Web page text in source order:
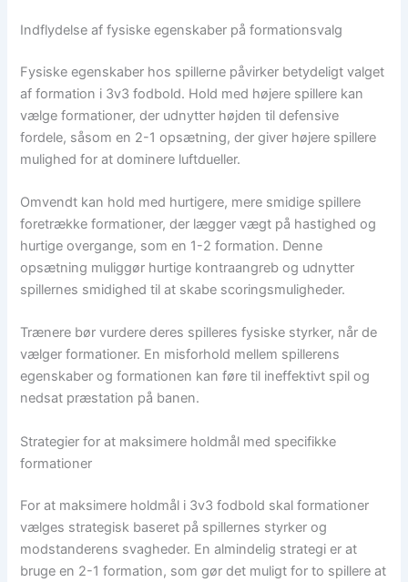
Indflydelse af fysiske egenskaber på formationsvalg
Fysiske egenskaber hos spillerne påvirker betydeligt valget
af formation i 3v3 fodbold. Hold med højere spillere kan
vælge formationer, der udnytter højden til defensive
fordele, såsom en 2-1 opsætning, der giver højere spillere
mulighed for at dominere luftdueller.
Omvendt kan hold med hurtigere, mere smidige spillere
foretrække formationer, der lægger vægt på hastighed og
hurtige overgange, som en 1-2 formation. Denne
opsætning muliggør hurtige kontraangreb og udnytter
spillernes smidighed til at skabe scoringsmuligheder.
Trænere bør vurdere deres spilleres fysiske styrker, når de
vælger formationer. En misforhold mellem spillerens
egenskaber og formationen kan føre til ineffektivt spil og
nedsat præstation på banen.
Strategier for at maksimere holdmål med specifikke
formationer
For at maksimere holdmål i 3v3 fodbold skal formationer
vælges strategisk baseret på spillernes styrker og
modstanderens svagheder. En almindelig strategi er at
bruge en 2-1 formation, som gør det muligt for to spillere at